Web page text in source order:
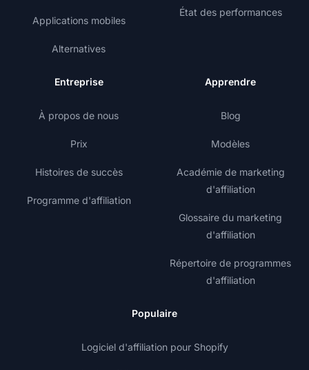
Applications mobiles
Alternatives
État des performances
Entreprise
À propos de nous
Prix
Histoires de succès
Programme d'affiliation
Apprendre
Blog
Modèles
Académie de marketing
d'affiliation
Glossaire du marketing
d'affiliation
Répertoire de programmes
d'affiliation
Populaire
Logiciel d'affiliation pour Shopify